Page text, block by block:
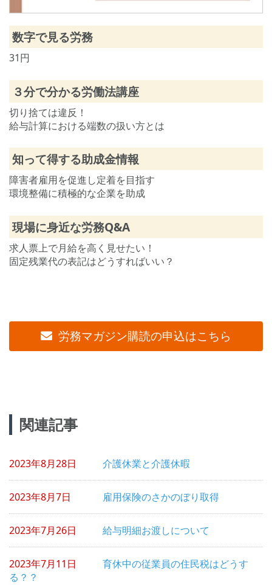
数字で見る労務
31円
３分で分かる労働法講座
切り捨ては違反！
給与計算における端数の扱い方とは
知って得する助成金情報
障害者雇用を促進し定着を目指す
環境整備に積極的な企業を助成
現場に身近な労務Q&A
求人票上で月給を高く見せたい！
固定残業代の表記はどうすればいい？
労務マガジン購読の申込はこちら
稿
ビ
ゲ
ー
シ
ョ
ン
関連記事
2023年8月28日 介護休業と介護休暇
2023年8月7日 雇用保険のさかのぼり取得
2023年7月26日 給与明細お渡しについて
2023年7月11日
育休中の従業員の住民税はどうす
る？？